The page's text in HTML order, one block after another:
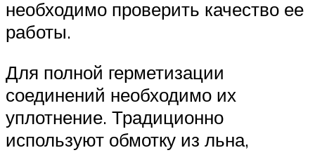
необходимо проверить качество ее
работы.
Для полной герметизации
соединений необходимо их
уплотнение. Традиционно
используют обмотку из льна,